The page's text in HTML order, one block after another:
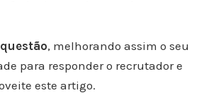
, melhorando assim o seu
para responder o recrutador e
este artigo.